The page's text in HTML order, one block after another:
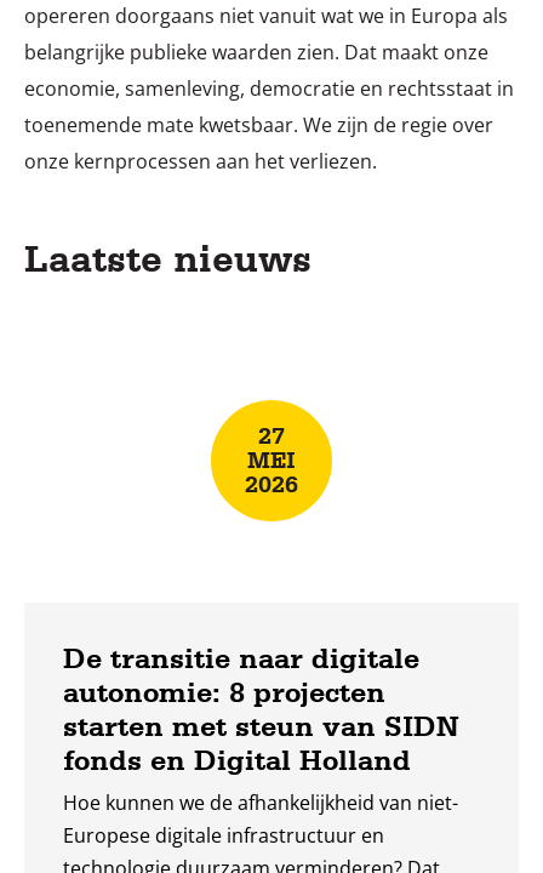
opereren doorgaans niet vanuit wat we in Europa als
belangrijke publieke waarden zien. Dat maakt onze
economie, samenleving, democratie en rechtsstaat in
toenemende mate kwetsbaar. We zijn de regie over
onze kernprocessen aan het verliezen.
Laatste nieuws
27
MEI
2026
De transitie naar digitale
autonomie: 8 projecten
starten met steun van SIDN
fonds en Digital Holland
Hoe kunnen we de afhankelijkheid van niet-
Europese digitale infrastructuur en
technologie duurzaam verminderen? Dat